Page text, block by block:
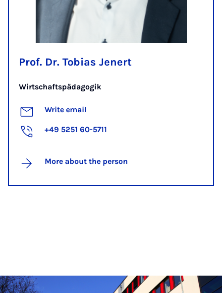
Prof. Dr. Tobias Jenert
Wirtschaftspädagogik
Write email
+49 5251 60-5711
More about the person